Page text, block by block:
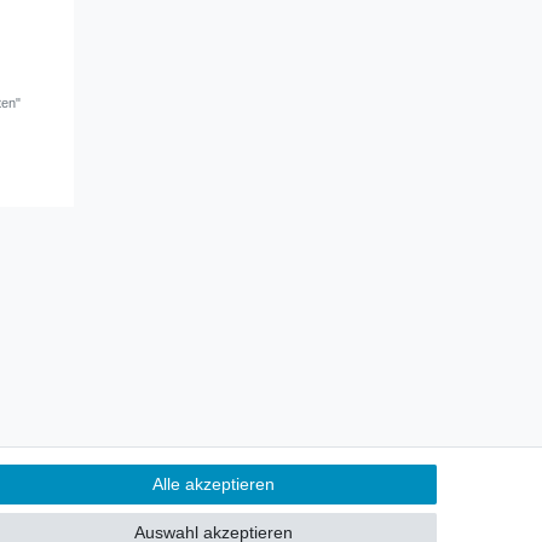
Alle akzeptieren
Alle ablehnen
Kontakt
Alle akzeptieren
Auswahl akzeptieren